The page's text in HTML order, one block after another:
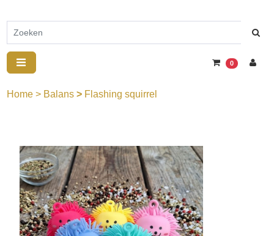
0
Home > Balans > Flashing squirrel